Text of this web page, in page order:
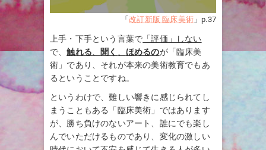
「改訂新版 臨床美術 」p.37
上手・下手という言葉で 「評価」しない
で、触れる 聞く ほめるのが「臨床美
術」であり、それが本来の美術教育でもあ
るということですね。
というわけで、難しい響きに感じられてし
まうこともある「臨床美術」ではあります
が、勝ち負けのないアート、誰にでも楽し
んでいただけるものであり、変化の激しい